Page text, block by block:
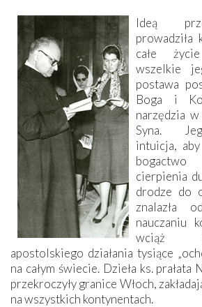
Ideą
prowadziła
całe
wszelkie
postawa
Boga i
narzędzia
Syna.
intuicja,
cierpienia
drodze do
znalazła
nauczaniu
wciąż
apostolskiego działania tysiące
na całym świecie. Dzieła ks.
przekroczyły granice Włoch,
na wszystkich kontynentach.